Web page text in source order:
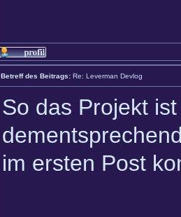
Betreff des Beitrags: Re: Leverman Devlog
So das Projekt
im ersten Post